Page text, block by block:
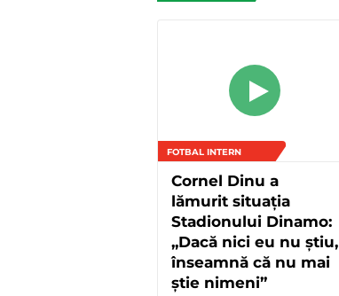
FOTBAL INTERN
Cornel Dinu a
lămurit situația
Stadionului Dinamo:
„Dacă nici eu nu știu,
înseamnă că nu mai
știe nimeni”